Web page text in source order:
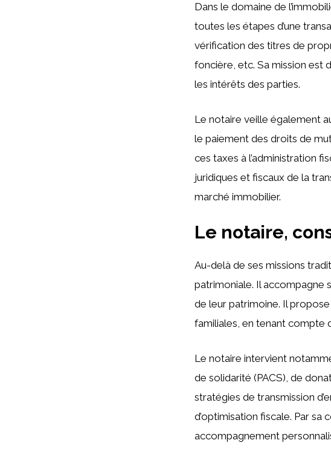
Dans le domaine de
toutes les étapes d’une
vérification des titres de
foncière, etc. Sa mission est
les intérêts des parties.
Le notaire veille également
le paiement des droits de
ces taxes à l’administration
juridiques et fiscaux de la
marché immobilier.
Le notaire,
Au-delà de ses missions
patrimoniale. Il accompagne
de leur patrimoine. Il
familiales, en tenant compte
Le notaire intervient
de solidarité (PACS), de
stratégies de transmission
d’optimisation fiscale. Par sa
accompagnement